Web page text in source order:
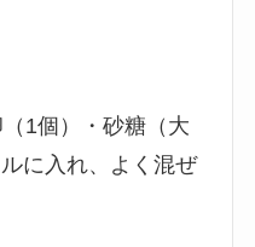
1個）・砂糖（大
に入れ、よく混ぜ